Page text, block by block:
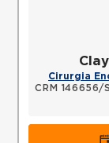
Cirurgia
CRM 146656/